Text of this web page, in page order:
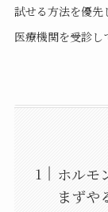
試せる方法を優先
医療機関を受診し
ホルモ
まずや